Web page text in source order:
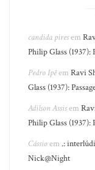
candida piresem
Philip Glass (1937):
Pedro IpêemRavi
Glass (1937):
Adilson Assisem
Philip Glass (1937):
Cássioem .:
Nick@Night